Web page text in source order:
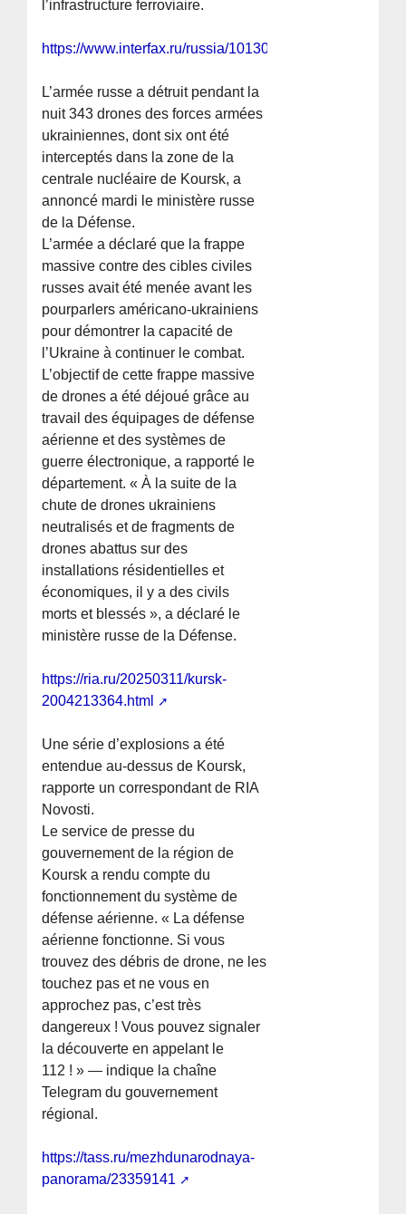
l’infrastructure ferroviaire.
https://www.interfax.ru/russia/1013050
L’armée russe a détruit pendant la
nuit 343 drones des forces armées
ukrainiennes, dont six ont été
interceptés dans la zone de la
centrale nucléaire de Koursk, a
annoncé mardi le ministère russe
de la Défense.
L’armée a déclaré que la frappe
massive contre des cibles civiles
russes avait été menée avant les
pourparlers américano-ukrainiens
pour démontrer la capacité de
l’Ukraine à continuer le combat.
L’objectif de cette frappe massive
de drones a été déjoué grâce au
travail des équipages de défense
aérienne et des systèmes de
guerre électronique, a rapporté le
département. « À la suite de la
chute de drones ukrainiens
neutralisés et de fragments de
drones abattus sur des
installations résidentielles et
économiques, il y a des civils
morts et blessés », a déclaré le
ministère russe de la Défense.
https://ria.ru/20250311/kursk-
2004213364.html
Une série d’explosions a été
entendue au-dessus de Koursk,
rapporte un correspondant de RIA
Novosti.
Le service de presse du
gouvernement de la région de
Koursk a rendu compte du
fonctionnement du système de
défense aérienne. « La défense
aérienne fonctionne. Si vous
trouvez des débris de drone, ne les
touchez pas et ne vous en
approchez pas, c’est très
dangereux ! Vous pouvez signaler
la découverte en appelant le
112 ! » — indique la chaîne
Telegram du gouvernement
régional.
https://tass.ru/mezhdunarodnaya-
panorama/23359141